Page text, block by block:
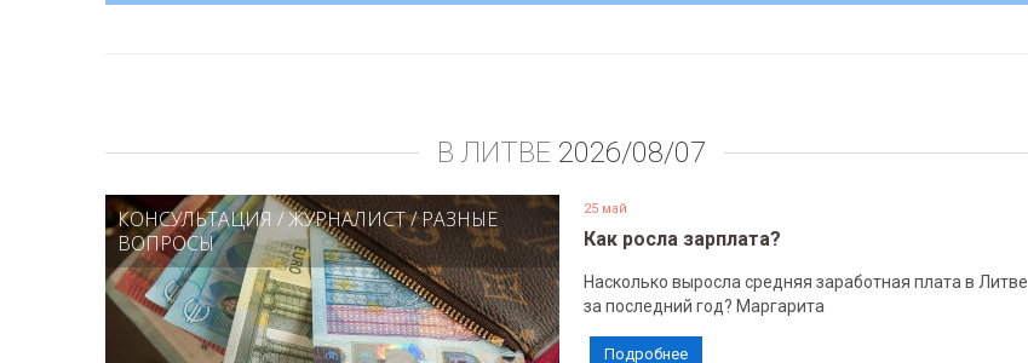
В ЛИТВЕ 2026/08/07
КОНСУЛЬТАЦИЯ /ЖУРНАЛИСТ/РАЗНЫЕ
ВОПРОСЫ
25 май
Как росла зарплата?
Насколько выросла средняя заработная плата в Литве
за последний год? Маргарита
Подробнее